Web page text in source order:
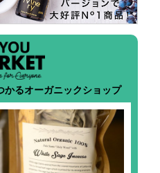
かるオーガニックショップ